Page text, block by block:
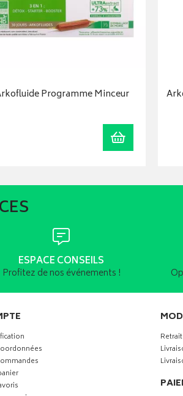
Programme Minceur
Ajouter au
ESPACE CONSEILS
Profitez de nos événements !